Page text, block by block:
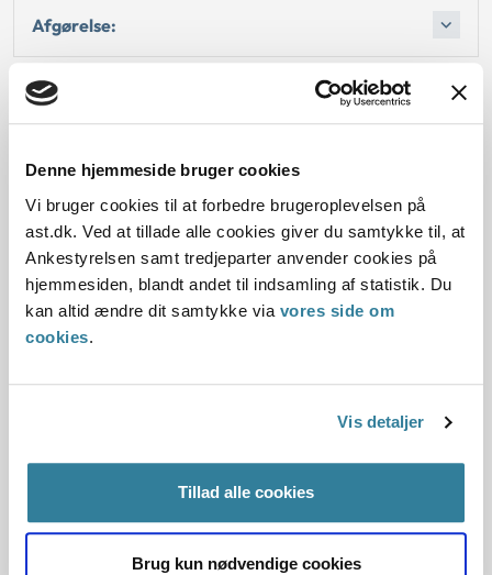
Denne hjemmeside bruger cookies
Vi bruger cookies til at forbedre brugeroplevelsen på
ast.dk. Ved at tillade alle cookies giver du samtykke til, at
Ankestyrelsen samt tredjeparter anvender cookies på
hjemmesiden, blandt andet til indsamling af statistik. Du
kan altid ændre dit samtykke via vores side om
cookies.
Vis detaljer
Tillad alle cookies
Brug kun nødvendige cookies
Afgørelse:
01.07.2003
Offentliggørelsesdato
10.07.2013
Denne principafgørelse er kasseret den 1. august
§ 112 § 97 § 72 § 1
3500553-02